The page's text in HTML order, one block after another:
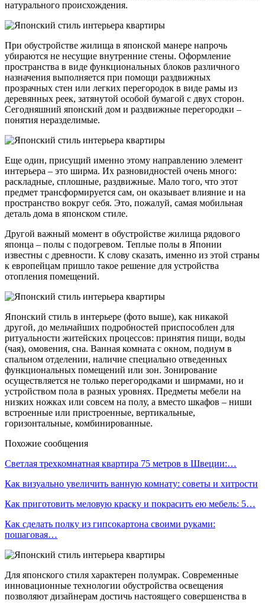
натурального происхождения.
При обустройстве жилища в японской манере напрочь
убираются не несущие внутренние стены. Оформление
пространства в виде функциональных блоков различного
назначения выполняется при помощи раздвижных
прозрачных стен или легких перегородок в виде рамы из
деревянных реек, затянутой особой бумагой с двух сторон.
Сегодняшний японский дом и раздвижные перегородки –
понятия неразделимые.
Еще один, присущий именно этому направлению элемент
интерьера – это ширма. Их разновидностей очень много:
раскладные, сплошные, раздвижные. Мало того, что этот
предмет трансформируется сам, он оказывает влияние и на
пространство вокруг себя. Это, пожалуй, самая мобильная
деталь дома в японском стиле.
Другой важный момент в обустройстве жилища рядового
японца – полы с подогревом. Теплые полы в Японии
известны с древности. К слову сказать, именно из этой страны
к европейцам пришло такое решение для устройства
отопления помещений.
Японский стиль в интерьере (фото выше), как никакой
другой, до мельчайших подробностей приспособлен для
ритуальности житейских процессов: принятия пищи, воды
(чая), омовения, сна. Ванная комната с окном, подиум в
спальном отделении, наличие специально отведенных
функциональных помещений или зон. Зонирование
осуществляется не только перегородками и ширмами, но и
устройством пола в разных уровнях. Предметы мебели на
низких ножках или совсем на полу, а вместо шкафов – ниши
встроенные или пристроенные, вертикальные,
горизонтальные, комбинированные.
Похожие сообщения
Светлая трехкомнатная квартира 75 метров в Швеции:…
Как визуально увеличить ванную комнату: советы и хитрости
Как приготовить меловую краску и покрасить ею мебель: 5…
Как сделать полку из гипсокартона своими руками:
пошаговая…
Для японского стиля характерен полумрак. Современные
инновационные технологии обустройства освещения
позволяют дизайнерам достичь настоящего совершенства в